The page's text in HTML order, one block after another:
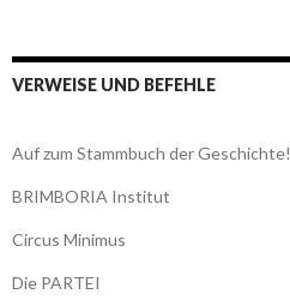
VERWEISE UND BEFEHLE
Auf zum Stammbuch der Geschichte!
BRIMBORIA Institut
Circus Minimus
Die PARTEI